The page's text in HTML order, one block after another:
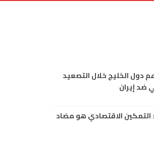
دول الخليج خلال التصعيد
ضد إيران
الاقتصادي هو مضاد